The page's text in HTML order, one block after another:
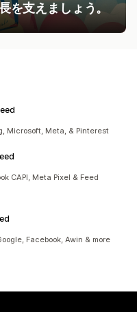
を支えましょう。
Microsoft, Meta, & Pinterest
CAPI, Meta Pixel & Feed
Facebook, Awin & more